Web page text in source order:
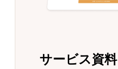
サービス資料